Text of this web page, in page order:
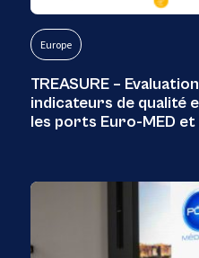
Europe
TREASURE –
indicateurs de qualité
les ports Euro-MED